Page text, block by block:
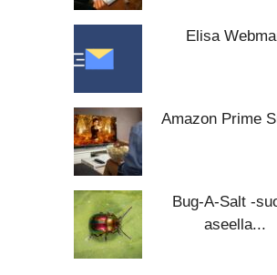
Elisa
Amazon Prime
Bug-A-Salt -
aseella...